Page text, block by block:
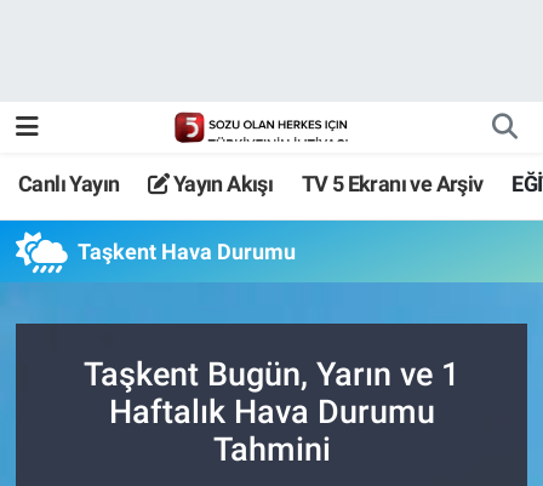
Canlı Yayın Yayın Akışı TV 5 Ekranı ve Arşiv
Taşkent Hava Durumu
Taşkent Bugün, Yarın ve 1
Haftalık Hava Durumu
Tahmini
TV 5 Ekranı ve Arşiv